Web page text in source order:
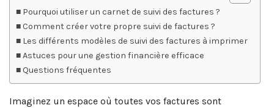
Pourquoi utiliser un carnet de suivi des factures ?
Comment créer votre propre suivi de factures ?
Les différents modèles de suivi des factures à imprimer
Astuces pour une gestion financière efficace
Questions fréquentes
Imaginez un espace où toutes vos factures sont